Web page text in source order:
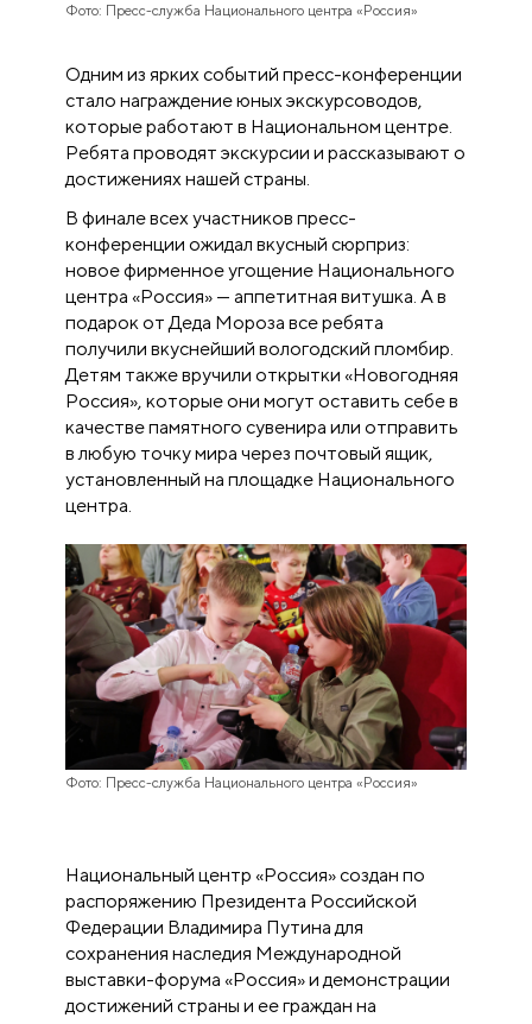
Фото: Пресс-служба Национального центра «Россия»
Одним из ярких событий пресс-конференции
стало награждение юных экскурсоводов,
которые работают в Национальном центре.
Ребята проводят экскурсии и рассказывают о
достижениях нашей страны.
В финале всех участников пресс-
конференции ожидал вкусный сюрприз:
новое фирменное угощение Национального
центра «Россия» — аппетитная витушка. А в
подарок от Деда Мороза все ребята
получили вкуснейший вологодский пломбир.
Детям также вручили открытки «Новогодняя
Россия», которые они могут оставить себе в
качестве памятного сувенира или отправить
в любую точку мира через почтовый ящик,
установленный на площадке Национального
центра.
Фото: Пресс-служба Национального центра «Россия»
Национальный центр «Россия» создан по
распоряжению Президента Российской
Федерации Владимира Путина для
сохранения наследия Международной
выставки-форума «Россия» и демонстрации
достижений страны и ее граждан на